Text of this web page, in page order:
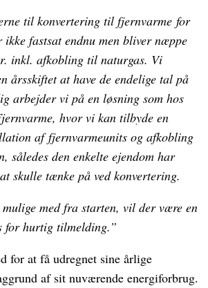
til konvertering til fjernvarme for
ikke fastsat endnu men bliver næppe
inkl. afkobling til naturgas. Vi
årsskiftet at have de endelige tal på
arbejder vi på en løsning som hos
, hvor vi kan tilbyde en
affjernvarmeunits og afkobling
således den enkelte ejendom har
skulle tænke på ved konvertering.
med fra starten, vil der være en
for hurtig tilmelding.”
for at få udregnet sine årlige
af sit nuværende energiforbrug.